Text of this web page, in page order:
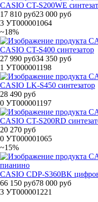
CASIO CT-S200WE
17 810 руб23 000 руб
3 УТ000001064
~18%
CASIO CT-S400 синтезатор
27 990 руб34 350 руб
1 УТ000001198
CASIO LK-S450 синтезатор
28 490 руб
0 УТ000001197
CASIO CT-S200RD
20 270 руб
0 УТ000001065
~15%
CASIO CDP-S360BK
66 150 руб78 000 руб
3 УТ000001221